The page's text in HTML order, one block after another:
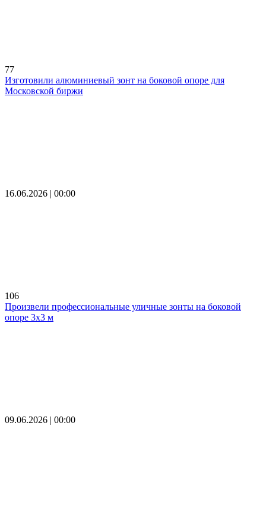
77
Изготовили алюминиевый зонт на боковой опоре для
Московской биржи
16.06.2026 | 00:00
106
Произвели профессиональные уличные зонты на боковой
опоре 3х3 м
09.06.2026 | 00:00